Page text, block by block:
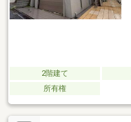
2階建て
所有権